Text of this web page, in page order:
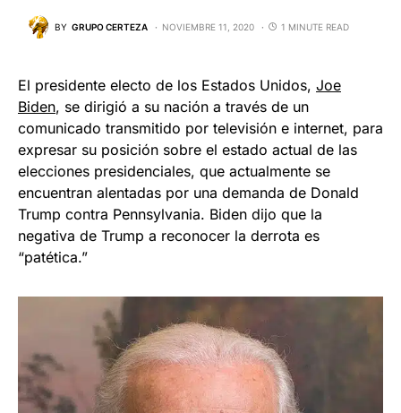
BY GRUPO CERTEZA NOVIEMBRE 11, 2020 1 MINUTE READ
El presidente electo de los Estados Unidos, Joe
Biden, se dirigió a su nación a través de un
comunicado transmitido por televisión e internet, para
expresar su posición sobre el estado actual de las
elecciones presidenciales, que actualmente se
encuentran alentadas por una demanda de Donald
Trump contra Pennsylvania. Biden dijo que la
negativa de Trump a reconocer la derrota es
“patética.”